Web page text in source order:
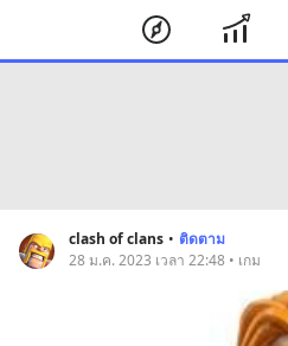
clash of clans • ติดตาม
28 ม.ค. 2023 เวลา 22:48 • เกม